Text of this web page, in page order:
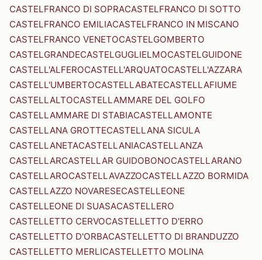
CASTELFRANCO DI SOPRACASTELFRANCO DI SOTTO
CASTELFRANCO EMILIACASTELFRANCO IN MISCANO
CASTELFRANCO VENETOCASTELGOMBERTO
CASTELGRANDECASTELGUGLIELMOCASTELGUIDONE
CASTELL'ALFEROCASTELL'ARQUATOCASTELL'AZZARA
CASTELL'UMBERTOCASTELLABATECASTELLAFIUME
CASTELLALTOCASTELLAMMARE DEL GOLFO
CASTELLAMMARE DI STABIACASTELLAMONTE
CASTELLANA GROTTECASTELLANA SICULA
CASTELLANETACASTELLANIACASTELLANZA
CASTELLARCASTELLAR GUIDOBONOCASTELLARANO
CASTELLAROCASTELLAVAZZOCASTELLAZZO BORMIDA
CASTELLAZZO NOVARESECASTELLEONE
CASTELLEONE DI SUASACASTELLERO
CASTELLETTO CERVOCASTELLETTO D'ERRO
CASTELLETTO D'ORBACASTELLETTO DI BRANDUZZO
CASTELLETTO MERLICASTELLETTO MOLINA